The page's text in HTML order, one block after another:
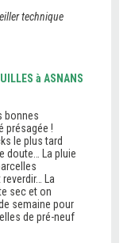
technique
à ASNANS
bonnes
présagée !
le plus tard
doute… La pluie
La
sec et on
semaine pour
de pré-neuf